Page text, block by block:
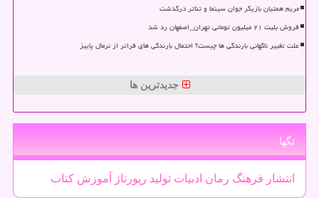
مریم همتیان بازیگر جوان سینما و تئاتر درگذشت
فروش بلیت ۲۱ میلیون تومانی تهران_اصفهان رد شد
علت تغییر ناگهانی بارندگی ها چیست؟ احتمال بارندگی های فراتر از نرمال پاییز
جدیدترین ها
تگها
انتشار فرهنگ رمان ادبیات تولید رپورتاژ آموزش كتاب